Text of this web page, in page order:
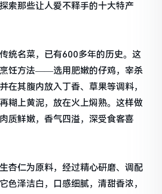
索那些让人爱不释手的十大特产
统名菜，已有600多年的历史。这
饪方法——选用肥嫩的仔鸡，宰杀
在其腹内放入丁香、草果等调料，
糊上黄泥，放在火上焖熟。这样做
质鲜嫩，香气四溢，深受食客喜
杏仁为原料，经过精心研磨、调配
色泽洁白，口感细腻，清甜香浓，